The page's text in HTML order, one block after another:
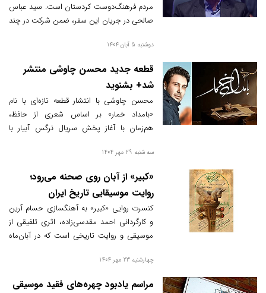
مردم فرهنگ‌دوست کردستان است. سید عباس
صالحی در جریان این سفر، ضمن شرکت در چند
فرهنگی استان بازدید می‌کند و با هنرمندان و
دوشنبه 5 آبان 1404
قطعه جدید محسن چاوشی منتشر
شد+ بشنوید
محسن چاوشی با انتشار قطعه تازه‌ای با نام
«بامداد خمار» بر اساس شعری از حافظ،
هم‌زمان با آغاز پخش سریال نرگس آبیار با
و تصویر را به هم پیوند زد.
سه شنبه 29 مهر 1404
«کبیر» از آبان روی صحنه می‌رود؛
روایت موسیقایی تاریخ ایران
کنسرت روایی «کبیر» به آهنگسازی حسام آرین
و کارگردانی احمد مقدسی‌زاده، اثری تلفیقی از
موسیقی و روایت تاریخی است که در آبان‌ماه
چهارشنبه 23 مهر 1404
مراسم یادبود چهره‌های فقید موسیقی